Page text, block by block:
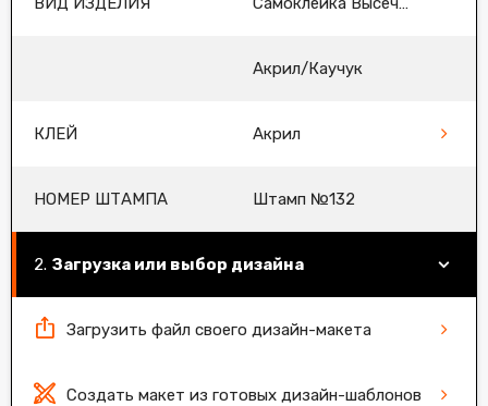
Акрил/Каучук
КЛЕЙ Акрил
НОМЕР ШТАМПА Штамп №132
Загрузка или выбор дизайна
Загрузить файл своего дизайн-макета
Создать макет из готовых дизайн-шаблонов